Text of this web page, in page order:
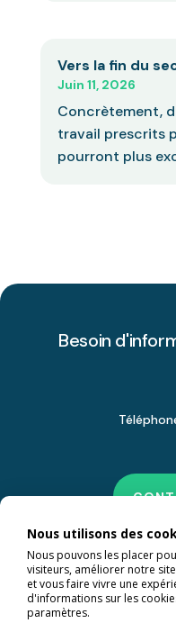
Vers la fin du
Juin 11, 2026
Concrètement,
travail prescrits
pourront plus
Besoin
Nous utilisons des
Nous pouvons les placer
visiteurs, améliorer notre
et vous faire vivre une
d'informations sur les
paramètres.